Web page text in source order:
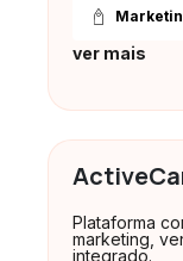
ver mais
Plataforma
marketing,
integrado.